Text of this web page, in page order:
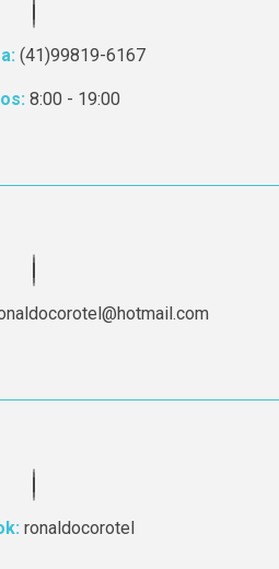
(41)99819-6167
8:00 - 19:00
ronaldocorotel